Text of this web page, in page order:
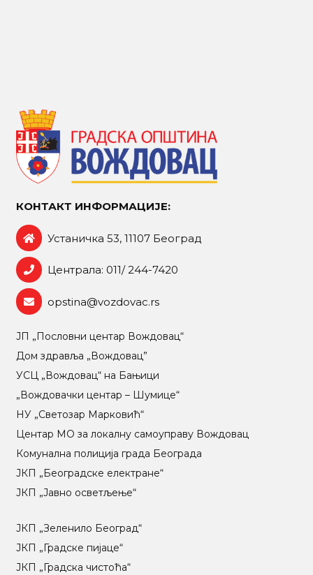
КОНТАКТ ИНФОРМАЦИЈЕ:
Устаничка 53, 11107 Београд
Централа: 011/ 244-7420
opstina@vozdovac.rs
ЈП „Пословни центар Вождовац“
Дом здравља „Вождовац”
УСЦ „Вождовац“ на Бањици
„Вождовачки центар – Шумице“
НУ „Светозар Марковић“
Центар МO за локалну самоуправу Вождовац
Комунална полиција града Београда
ЈКП „Београдске електране“
ЈКП „Јавно осветљење“
ЈКП „Зеленило Београд“
ЈКП „Градске пијаце“
ЈКП „Градска чистоћа“